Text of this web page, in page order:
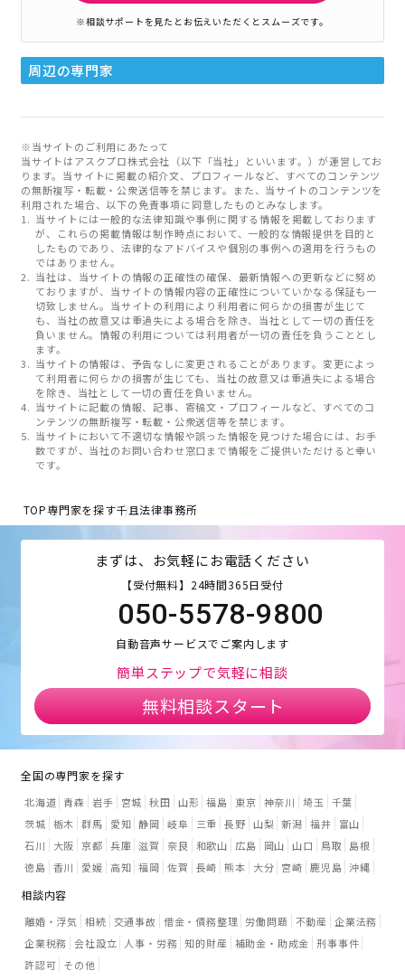
※相談サポートを見たとお伝えいただくとスムーズです。
周辺の専門家
※当サイトのご利用にあたって
当サイトはアスクプロ株式会社（以下「当社」といいます。）が運営してお
ります。当サイトに掲載の紹介文、プロフィールなど、すべてのコンテンツ
の無断複写・転載・公衆送信等を禁じます。また、当サイトのコンテンツを
利用された場合、以下の免責事項に同意したものとみなします。
当サイトには一般的な法律知識や事例に関する情報を掲載しております
が、これらの掲載情報は制作時点において、一般的な情報提供を目的と
したものであり、法律的なアドバイスや個別の事例への適用を行うもの
ではありません。
当社は、当サイトの情報の正確性の確保、最新情報への更新などに努め
ておりますが、当サイトの情報内容の正確性についていかなる保証も一
切致しません。当サイトの利用により利用者に何らかの損害が生じて
も、当社の故意又は重過失による場合を除き、当社として一切の責任を
負いません。情報の利用については利用者が一切の責任を負うこととし
ます。
当サイトの情報は、予告なしに変更されることがあります。変更によっ
て利用者に何らかの損害が生じても、当社の故意又は重過失による場合
を除き、当社として一切の責任を負いません。
当サイトに記載の情報、記事、寄稿文・プロフィールなど、すべてのコ
ンテンツの無断複写・転載・公衆送信等を禁じます。
当サイトにおいて不適切な情報や誤った情報を見つけた場合には、お手
数ですが、当社のお問い合わせ窓口まで情報をご提供いただけると幸い
です。
TOP専門家を探す千且法律事務所
まずは、お気軽にお電話ください
【受付無料】24時間365日受付
050-5578-9800
自動音声サービスでご案内します
簡単ステップで気軽に相談
無料相談スタート
全国の専門家を探す
北海道 青森 岩手 宮城 秋田 山形 福島 東京 神奈川 埼玉 千葉
茨城 栃木 群馬 愛知 静岡 岐阜 三重 長野 山梨 新潟 福井
富山
石川
大阪 京都 兵庫 滋賀 奈良 和歌山 広島 岡山 山口 鳥取
島根
徳島 香川 愛媛 高知 福岡 佐賀 長崎 熊本 大分 宮崎 鹿児島 沖縄
相談内容
離婚・浮気 相続 交通事故 借金・債務整理 労働問題 不動産 企業法務
企業税務 会社設立 人事・労務 知的財産 補助金・助成金 刑事事件
許認可 その他